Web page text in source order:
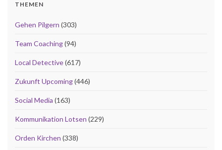
THEMEN
Gehen Pilgern (303)
Team Coaching(94)
Local Detective(617)
Zukunft Upcoming(446)
Social Media (163)
Kommunikation Lotsen (229)
Orden Kirchen (338)